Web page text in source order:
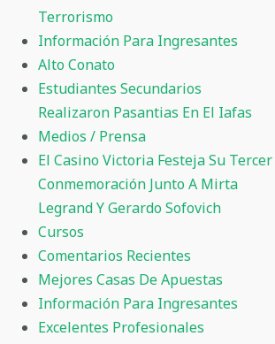
Terrorismo
Información Para Ingresantes
Alto Conato
Estudiantes Secundarios
Realizaron Pasantias En El Iafas
Medios / Prensa
El Casino Victoria Festeja Su Tercer
Conmemoración Junto A Mirta
Legrand Y Gerardo Sofovich
Cursos
Comentarios Recientes
Mejores Casas De Apuestas
Información Para Ingresantes
Excelentes Profesionales